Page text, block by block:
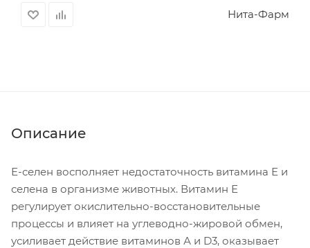
Нита-Фарм
Описание
Е-селен восполняет недостаточность витамина Е и
селена в организме животных. Витамин Е
регулирует окислительно-восстановительные
процессы и влияет на углеводно-жировой обмен,
усиливает действие витаминов А и D3, оказывает